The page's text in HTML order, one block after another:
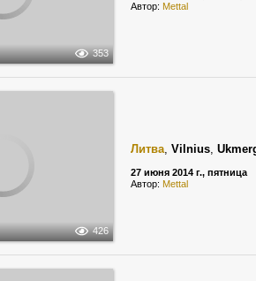
353
Автор: Mettal
426
Литва, Vilnius,
27 июня 2014 г., пятница
Автор: Mettal